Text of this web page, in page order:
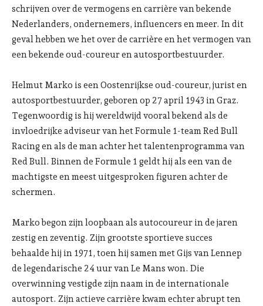
schrijven over de vermogens en carrière van bekende
Nederlanders, ondernemers, influencers en meer. In dit
geval hebben we het over de carrière en het vermogen van
een bekende oud-coureur en autosportbestuurder.
Helmut Marko is een Oostenrijkse oud-coureur, jurist en
autosportbestuurder, geboren op 27 april 1943 in Graz.
Tegenwoordig is hij wereldwijd vooral bekend als de
invloedrijke adviseur van het Formule 1-team Red Bull
Racing en als de man achter het talentenprogramma van
Red Bull. Binnen de Formule 1 geldt hij als een van de
machtigste en meest uitgesproken figuren achter de
schermen.
Marko begon zijn loopbaan als autocoureur in de jaren
zestig en zeventig. Zijn grootste sportieve succes
behaalde hij in 1971, toen hij samen met Gijs van Lennep
de legendarische 24 uur van Le Mans won. Die
overwinning vestigde zijn naam in de internationale
autosport. Zijn actieve carrière kwam echter abrupt ten